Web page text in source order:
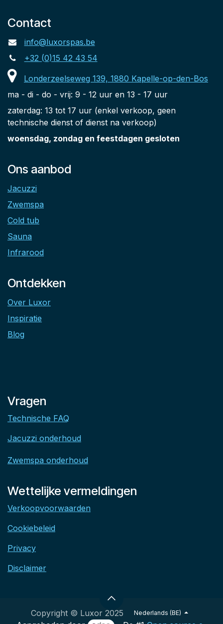
Contact
info@luxorspas.be
+32 (0)15 42 43 54
Londerzeelseweg 139, 1880 Kapelle-op-den-Bos
ma - di - do - vrij: 9 - 12 uur en 13 - 17 uur
zaterdag: 13 tot 17 uur (enkel verkoop, geen
technische dienst of dienst na verkoop)
woensdag, zondag en feestdagen gesloten
Ons aanbod
Jacuzzi
Zwemspa
Cold tub
Sauna
Infrarood
Ontdekken
Over Luxor
Inspiratie
Blog
Vragen
Technische FAQ
Jacuzzi onderhoud
Zwemspa onderhoud
Wettelijke vermeldingen
Verkoopvoorwaarden
Cookiebeleid
Privacy
Disclaimer
Copyright © Luxor 2025 Nederlands (BE)